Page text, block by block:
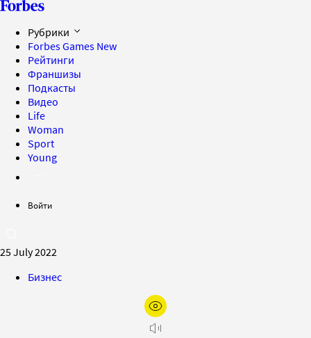
Рубрики
Forbes Games New
Рейтинги
Франшизы
Подкасты
Видео
Life
Woman
Sport
Young
Войти
25 July 2022
Бизнес